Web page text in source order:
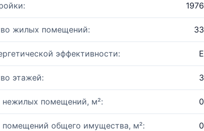
1976
жилых помещений: 33
эффективности: E
этажей: 3
помещений, м²: 0
общего имущества, м²: 0